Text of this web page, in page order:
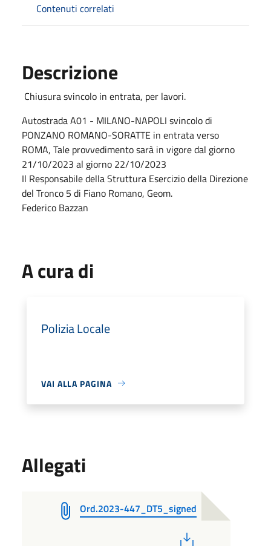
Contenuti correlati
Descrizione
Chiusura svincolo in entrata, per lavori.
Autostrada A01 - MILANO-NAPOLI svincolo di
PONZANO ROMANO-SORATTE in entrata verso
ROMA, Tale provvedimento sarà in vigore dal giorno
21/10/2023 al giorno 22/10/2023
Il Responsabile della Struttura Esercizio della Direzione
del Tronco 5 di Fiano Romano, Geom.
Federico Bazzan
A cura di
Polizia Locale
VAI ALLA PAGINA
Allegati
Ord.2023-447_DT5_signed